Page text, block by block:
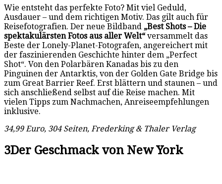
Wie entsteht das perfekte Foto? Mit viel Geduld,
Ausdauer – und dem richtigen Motiv. Das gilt auch für
Reisefotografien. Der neue Bildband „Best Shots – Die
spektakulärsten Fotos aus aller Welt“versammelt das
Beste der Lonely-Planet-Fotografen, angereichert mit
der faszinierenden Geschichte hinter dem „Perfect
Shot“. Von den Polarbären Kanadas bis zu den
Pinguinen der Antarktis, von der Golden Gate Bridge bis
zum Great Barrier Reef. Erst blättern und staunen – und
sich anschließend selbst auf die Reise machen. Mit
vielen Tipps zum Nachmachen, Anreiseempfehlungen
inklusive.
34,99 Euro, 304 Seiten, Frederking & Thaler Verlag
3Der Geschmack von New York